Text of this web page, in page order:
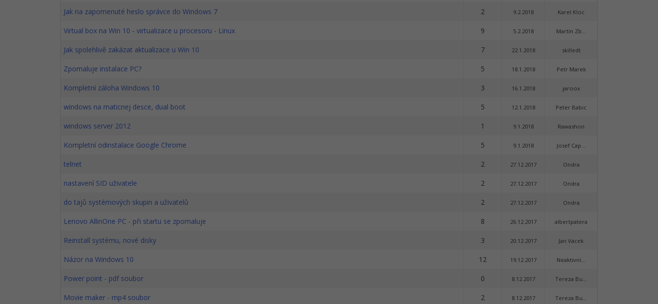
Jak na zapomenuté heslo správce do Windows 7 2 9.2.2018 Karel Kloc
Virtual box na Win 10 - virtualizace u procesoru - Linux 9 5.2.2018 Martin Zb...
Jak spolehlivě zakázat aktualizace u Win 10 7 22.1.2018 skilledt
Zpomaluje instalace PC? 5 18.1.2018 Petr Marek
Kompletní záloha Windows 10 3 16.1.2018 jaroox
windows na maticnej desce, dual boot 5 12.1.2018 Peter Babic
windows server 2012 1 9.1.2018 Rawashon
Kompletní odinstalace Google Chrome 5 9.1.2018 Josef Cap...
telnet 2 27.12.2017 Ondra
nastavení SID uživatele 2 27.12.2017 Ondra
do tajů systémových skupin a uživatelů 2 27.12.2017 Ondra
Lenovo AllinOne PC - při startu se zpomaluje 8 26.12.2017 albertpatera
Reinstall systému, nové disky 3 20.12.2017 Jan Vacek
Názor na Windows 10 12 19.12.2017 Neaktivní...
Power point - pdf soubor 0 8.12.2017 Tereza Bu...
Movie maker - mp4 soubor 2 8.12.2017 Tereza Bu...